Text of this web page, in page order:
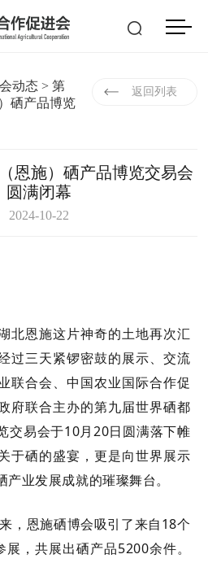
动态 > 第
硒产品博览
返回列表
恩施）硒产品博览交易会
圆满闭幕
2024-10-22
北恩施这片神奇的土地再次汇
过三天紧锣密鼓的展示、交流
联合会、中国农业国际合作促
府联合主办的第九届世界硒都
交易会于10月20日圆满落下帷
于硒的盛宴，更是向世界展示
业发展成就的璀璨舞台。
，恩施硒博会吸引了来自18个
，共展出硒产品5200余件。